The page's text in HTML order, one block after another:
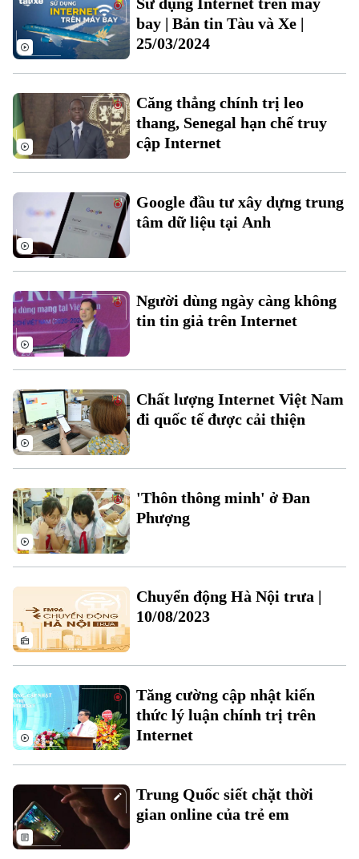
Theo dõi Hà Nội On
Doanh nghiệp
Căn hộ
Đất đai
Kinh nghiệm
Ô tô
Tàu
Thị trường
Đánh giá
Giáo dục
Tin tức
Hướng nghiệp
Văn hóa
Làng nghề
Di tích
Sức khỏe
Y tế
Tư vấn sức khỏe
Thể thao
Quần vợt
Giải trí
Tin tức
Sao
Điện ảnh
Thời trang
Đã phát sóng
bay | Bản tin Tàu và Xe |
25/03/2024
Căng thẳng chính trị leo
thang, Senegal hạn chế truy
cập Internet
Google đầu tư xây dựng trung
tâm dữ liệu tại Anh
Người dùng ngày càng không
tin tin giả trên Internet
Chất lượng Internet Việt Nam
đi quốc tế được cải thiện
'Thôn thông minh' ở Đan
Phượng
Chuyển động Hà Nội trưa |
10/08/2023
Tăng cường cập nhật kiến
thức lý luận chính trị trên
Internet
Trung Quốc siết chặt thời
gian online của trẻ em